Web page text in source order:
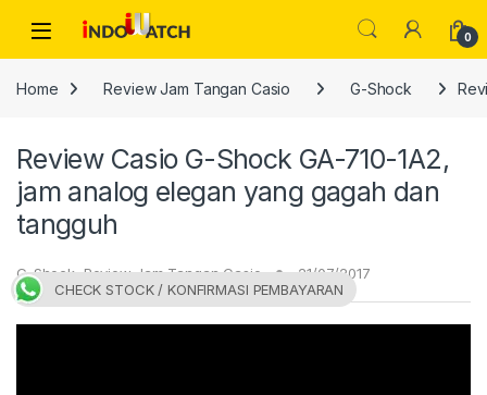
Open 0
Home Review Jam Tangan Casio G-Shock
Review Casio G-Shock GA-710-1A2,
jam analog elegan yang gagah dan
tangguh
G-Shock,Review Jam Tangan Casio 21/07/2017
CHECK STOCK / KONFIRMASI PEMBAYARAN